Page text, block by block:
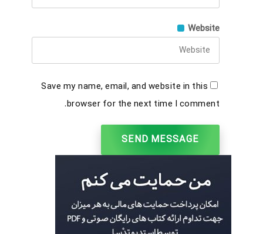
Website
Save my name, email, and website in this
browser for the next time I comment.